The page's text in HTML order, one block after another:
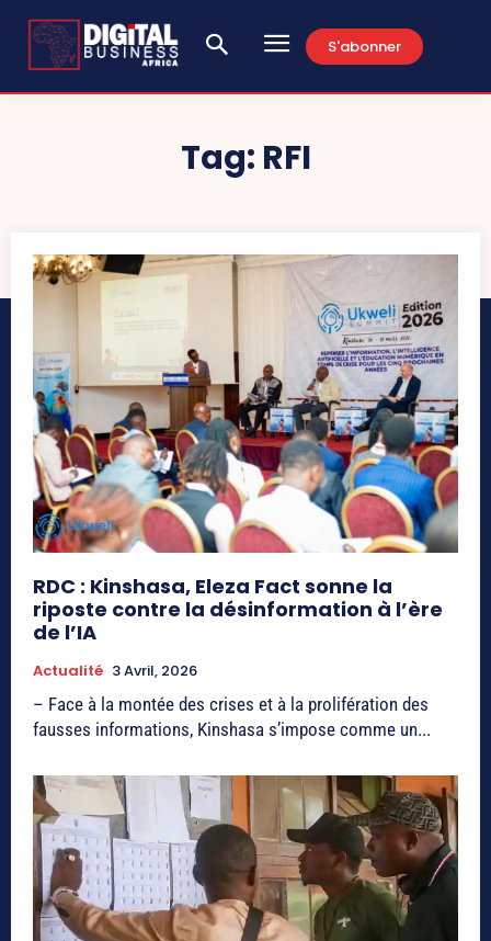
S'abonner
Tag: RFI
RDC : Kinshasa, Eleza Fact sonne la
riposte contre la désinformation à l’ère
de l’IA
Actualité 3 Avril, 2026
– Face à la montée des crises et à la prolifération des
fausses informations, Kinshasa s’impose comme un...